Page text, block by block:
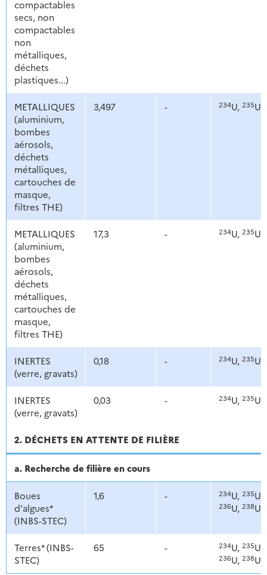
compactables
secs, non
compactables
non
métalliques,
déchets
plastiques...)
METALLIQUES
(aluminium,
bombes
aérosols,
déchets
métalliques,
cartouches de
masque,
filtres THE)
3,497 - 234U, 235U,
METALLIQUES
(aluminium,
bombes
aérosols,
déchets
métalliques,
cartouches de
masque,
filtres THE)
17,3 - 234U, 235U,
INERTES
(verre, gravats)
0,18 - 234U, 235U,
INERTES
(verre, gravats)
0,03 - 234U, 235U,
2. DÉCHETS EN ATTENTE DE FILIÈRE
a. Recherche de filière en cours
Boues
d'algues*
(INBS-STEC)
1,6 - 234U, 235U,
236U, 238U
Terres* (INBS-
STEC)
65 - 234U, 235U,
236U, 238U